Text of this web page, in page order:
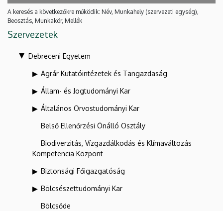
A keresés a következőkre működik: Név, Munkahely (szervezeti egység),
Beosztás, Munkakör, Mellék
Szervezetek
Debreceni Egyetem
Agrár Kutatóintézetek és Tangazdaság
Állam- és Jogtudományi Kar
Általános Orvostudományi Kar
Belső Ellenőrzési Önálló Osztály
Biodiverzitás, Vízgazdálkodás és Klímaváltozás
Kompetencia Központ
Biztonsági Főigazgatóság
Bölcsészettudományi Kar
Bölcsőde